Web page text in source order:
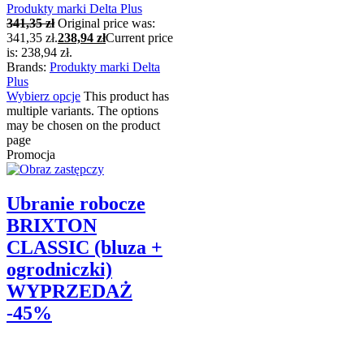
Produkty marki Delta Plus
341,35zł Original price was:
341,35 zł.238,94 złCurrent price
is: 238,94 zł.
Brands: Produkty marki Delta
Plus
Wybierz opcje This product has
multiple variants. The options
may be chosen on the product
page
Promocja
Ubranie robocze
BRIXTON
CLASSIC (bluza +
ogrodniczki)
WYPRZEDAŻ
-45%